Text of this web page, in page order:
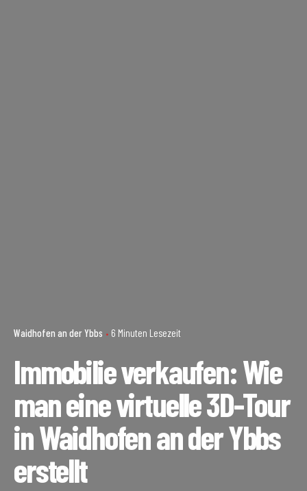
Waidhofen an der Ybbs 6 Minuten Lesezeit
Immobilie verkaufen: Wie
man eine virtuelle 3D-Tour
in Waidhofen an der Ybbs
erstellt